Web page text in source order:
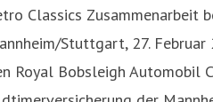
Classics Zusammenarbeit
Stuttgart, 27.
Royal Bobsleigh Automobil